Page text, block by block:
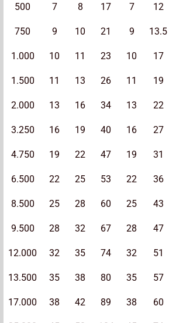
500 7 8 17 7 12
750 9 10 21 9 13.5
1.000 10 11 23 10 17
1.500 11 13 26 11 19
2.000 13 16 34 13 22
3.250 16 19 40 16 27
4.750 19 22 47 19 31
6.500 22 25 53 22 36
8.500 25 28 60 25 43
9.500 28 32 67 28 47
12.000 32 35 74 32 51
13.500 35 38 80 35 57
17.000 38 42 89 38 60